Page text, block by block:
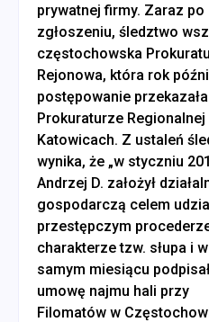
prywatnej firmy. Zaraz po
zgłoszeniu, śledztwo
częstochowska
Rejonowa, która rok
postępowanie przekazała
Prokuraturze Regionalnej
Katowicach. Z ustaleń
wynika, że „w styczniu
Andrzej D. założył
gospodarczą celem
przestępczym
charakterze tzw. słupa i
samym miesiącu
umowę najmu hali przy
Filomatów w